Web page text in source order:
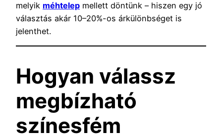
melyik méhtelep mellett döntünk – hiszen egy jó
választás akár 10–20%-os árkülönbséget is
jelenthet.
Hogyan válassz
megbízható
színesfém